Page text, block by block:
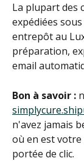
La plupart des
expédiées sous
entrepôt au
préparation,
email
Bon à savoir :
n'avez jamais
où en est
portée de clic.